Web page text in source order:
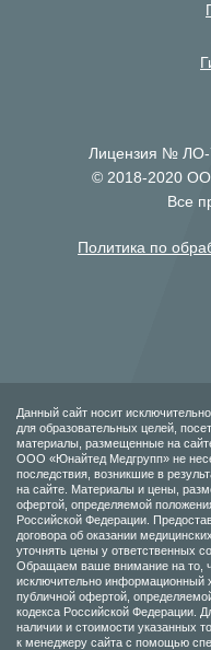
Лицензия № ЛО-
© 2018-2020
Все
Политика по
Данный сайт носит
для образовательных целей,
материалы, размещенные на
ООО «Юнайтед Медгрупп» не
последствия, возникшие в
на сайте. Материалы и цены,
офертой, определяемой
Российской Федерации.
договора об оказании
уточнять цены у ответственных
Обращаем ваше внимание на то,
исключительно информационный
публичной офертой,
кодекса Российской Федерации.
наличии и стоимости указанных
к менеджеру сайта с помощью